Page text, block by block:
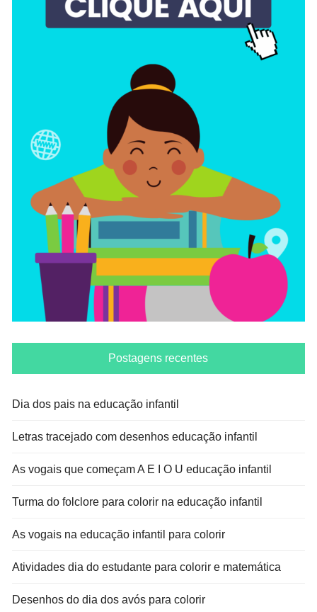
Postagens recentes
Dia dos pais na educação infantil
Letras tracejado com desenhos educação infantil
As vogais que começam A E I O U educação infantil
Turma do folclore para colorir na educação infantil
As vogais na educação infantil para colorir
Atividades dia do estudante para colorir e matemática
Desenhos do dia dos avós para colorir